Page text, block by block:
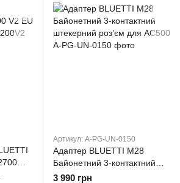
Артикул: A-PG-UN-0150
Адаптер BLUETTI M28
Байонетний 3-контактний
штекерний роз’єм для AC500
3 990 грн